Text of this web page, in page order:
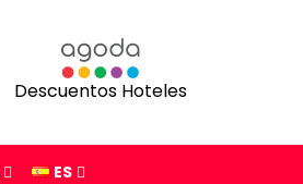
Descuentos Hoteles
ES